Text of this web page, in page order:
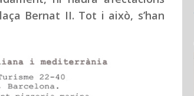
Bernat II. Tot i això, s’han